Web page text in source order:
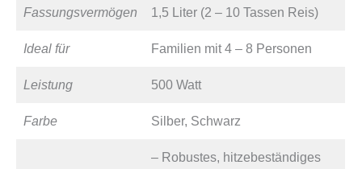
Fassungsvermögen 1,5 Liter (2 – 10 Tassen Reis)
Ideal für Familien mit 4 – 8 Personen
Leistung 500 Watt
Farbe Silber, Schwarz
– Robustes, hitzebeständiges